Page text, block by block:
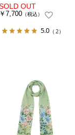
￥7,700 （税込）
5.0 （2）